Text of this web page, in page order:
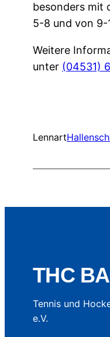
besonders mit
5-8 und von 9-
Weitere
unter (04531)
Lennart
THC
Tennis und
e.V.